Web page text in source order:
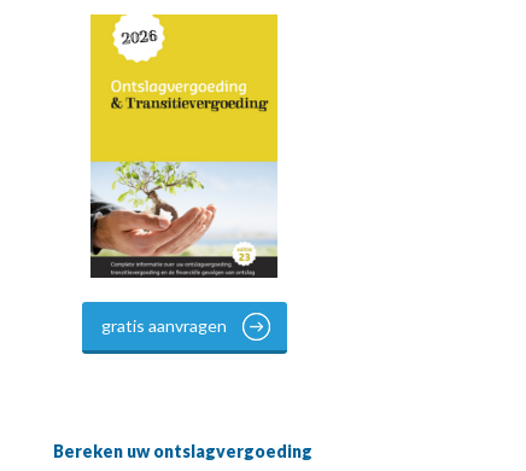
gratis aanvragen
Bereken uw ontslagvergoeding